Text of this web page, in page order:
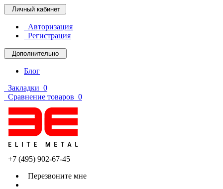
Личный кабинет
Авторизация
Регистрация
Дополнительно
Блог
Закладки 0
Сравнение товаров 0
+7 (495) 902-67-45
Перезвоните мне